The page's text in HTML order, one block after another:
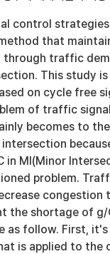
control
that
traffic
This study
on cycle free
of traffic
becomes to
in MI(Minor
problem.
congestion
the shortage of
as follow. First,
is applied to the